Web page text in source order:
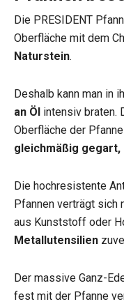
Die PRESIDENT
Oberfläche mit dem
Naturstein.
Deshalb kann man in
an Öl intensiv braten.
Oberfläche der
gleichmäßig gegart,
Die hochresistente
Pfannen verträgt sich
aus Kunststoff oder
Metallutensilien
Der massive Ganz-
fest mit der Pfanne